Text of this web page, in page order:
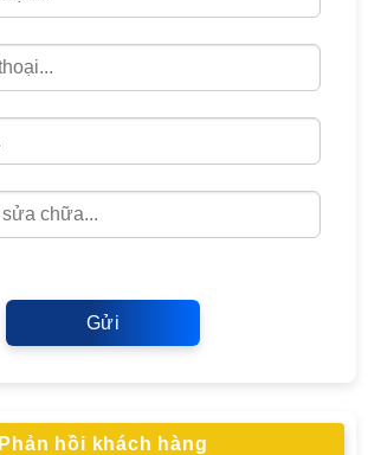
Gửi
Phản hồi khách hàng